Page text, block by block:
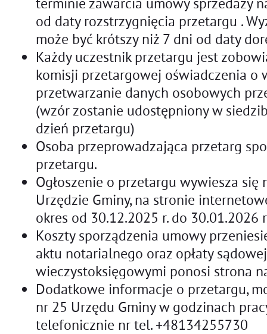
od daty rozstrzygnięcia przetargu .
może być krótszy niż 7 dni od daty
Każdy uczestnik przetargu jest
komisji przetargowej oświadczenia o
przetwarzanie danych osobowych
(wzór zostanie udostępniony w
dzień przetargu)
Osoba przeprowadzająca przetarg
przetargu.
Ogłoszenie o przetargu wywiesza się
Urzędzie Gminy, na stronie
okres od 30.12.2025 r. do 30.01.2026 r
Koszty sporządzenia umowy
aktu notarialnego oraz opłaty
wieczystoksięgowymi ponosi strona
Dodatkowe informacje o przetargu,
nr 25 Urzędu Gminy w godzinach
telefonicznie nr tel. +48134255730